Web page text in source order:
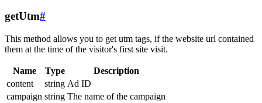
getUtm#
This method allows you to get utm tags, if the website url contained
them at the time of the visitor's first site visit.
Name Type
Description
content
string Ad ID
campaign string The name of the campaign